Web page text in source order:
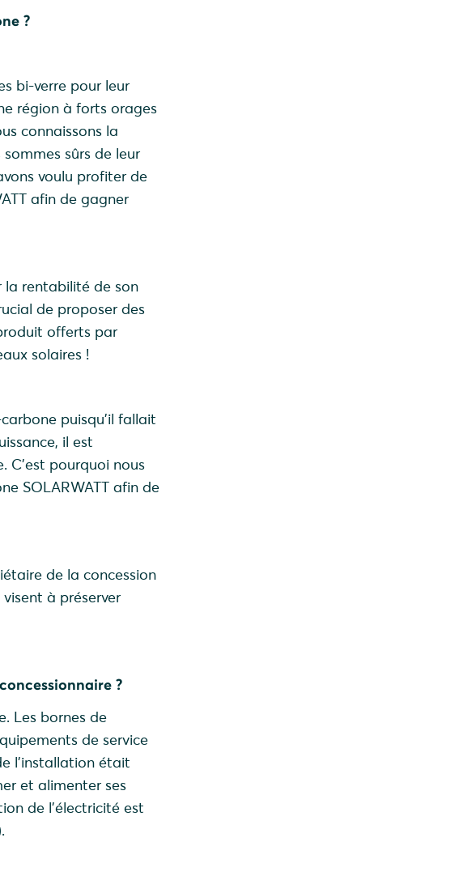
?
bi-verre pour leur
région à forts orages
connaissons la
sûrs de leur
voulu profiter de
afin de gagner
rentabilité de son
de proposer des
offerts par
solaires !
puisqu’il fallait
il est
C’est pourquoi nous
SOLARWATT afin de
de la concession
à préserver
?
Les bornes de
de service
l’installation était
et alimenter ses
de l’électricité est